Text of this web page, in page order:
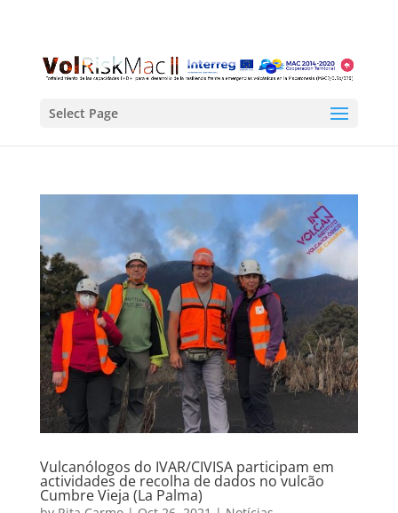
Select Page
Vulcanólogos do IVAR/CIVISA participam em
actividades de recolha de dados no vulcão
Cumbre Vieja (La Palma)